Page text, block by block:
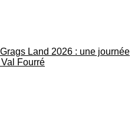
Land 2026 : une journée
Fourré